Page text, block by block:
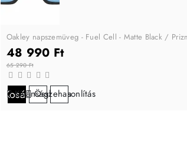
Oakley napszemüveg - Fuel Cell - Matte Black /
48 990 Ft
65 290 Ft
Kosárba
Kívánságlistára
Összehasonlítás